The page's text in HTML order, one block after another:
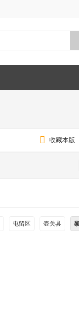
收藏本版
屯留区 壶关县